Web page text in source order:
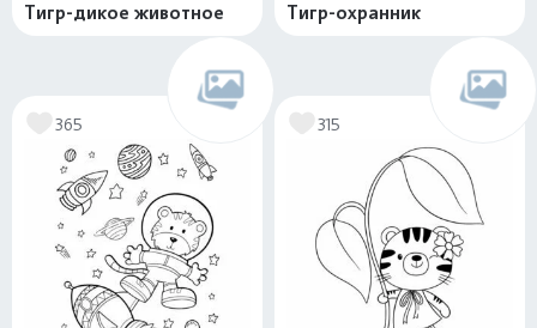
Тигр-дикое животное Тигр-охранник
365 315